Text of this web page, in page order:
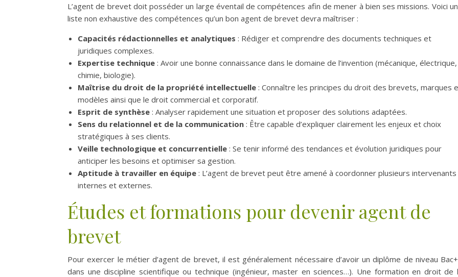
L’agent de brevet doit posséder un large éventail de compétences afin de mener à bien ses missions. Voici
liste non exhaustive des compétences qu’un bon agent de brevet devra maîtriser :
Capacités rédactionnelles et analytiques : Rédiger et comprendre des documents techniques et
juridiques complexes.
Expertise technique : Avoir une bonne connaissance dans le domaine de l’invention (mécanique, électrique,
chimie, biologie).
Maîtrise du droit de la propriété intellectuelle : Connaître les principes du droit des brevets, marques
modèles ainsi que le droit commercial et corporatif.
Esprit de synthèse : Analyser rapidement une situation et proposer des solutions adaptées.
Sens du relationnel et de la communication : Être capable d’expliquer clairement les enjeux et choix
stratégiques à ses clients.
Veille technologique et concurrentielle : Se tenir informé des tendances et évolution juridiques pour
anticiper les besoins et optimiser sa gestion.
Aptitude à travailler en équipe : L’agent de brevet peut être amené à coordonner plusieurs intervenants
internes et externes.
Études et formations pour devenir agent de
brevet
Pour exercer le métier d’agent de brevet, il est généralement nécessaire d’avoir un diplôme de niveau
dans une discipline scientifique ou technique (ingénieur, master en sciences…). Une formation en droit de